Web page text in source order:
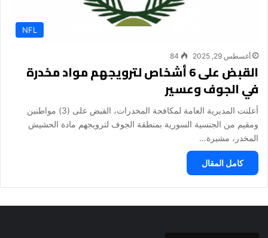
NFL
أغسطس 29, 2025 84
القبض على 6 أشخاص لترويجهم مواد مخدرة
في الجوف وعسير
أعلنت المديرية العامة لمكافحة المخدرات، القبض على (3) مواطنين
ومقيم من الجنسية السورية بمنطقة الجوف لترويجهم مادة الحشيش
المخدر، مشيرة…
كامل المقال